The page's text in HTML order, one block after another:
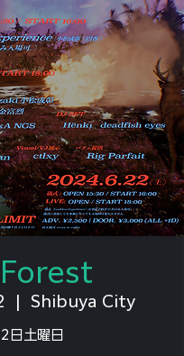
Shibuya City
日土曜日